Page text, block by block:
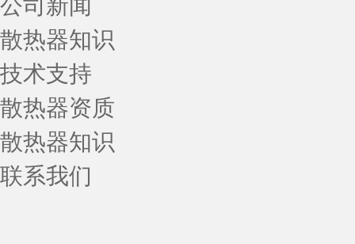
公司新闻
散热器知识
技术支持
散热器资质
散热器知识
联系我们